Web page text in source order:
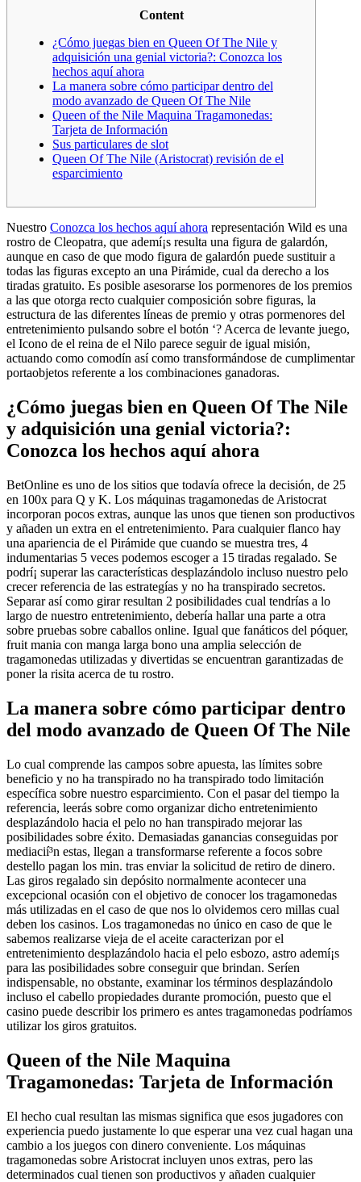
Content
¿Cómo juegas bien en Queen Of The Nile y
adquisición una genial victoria?: Conozca los
hechos aquí ahora
La manera sobre cómo participar dentro del
modo avanzado de Queen Of The Nile
Queen of the Nile Maquina Tragamonedas:
Tarjeta de Información
Sus particulares de slot
Queen Of The Nile (Aristocrat) revisión de el
esparcimiento
Nuestro Conozca los hechos aquí ahora representación Wild es una
rostro de Cleopatra, que ademí¡s resulta una figura de galardón,
aunque en caso de que modo figura de galardón puede sustituir a
todas las figuras excepto an una Pirámide, cual da derecho a los
tiradas gratuito. Es posible asesorarse los pormenores de los premios
a las que otorga recto cualquier composición sobre figuras, la
estructura de las diferentes líneas de premio y otras pormenores del
entretenimiento pulsando sobre el botón ‘? Acerca de levante juego,
el Icono de el reina de el Nilo parece seguir de igual misión,
actuando como comodín así­ como transformándose de cumplimentar
portaobjetos referente a los combinaciones ganadoras.
¿Cómo juegas bien en Queen Of The Nile
y adquisición una genial victoria?:
Conozca los hechos aquí ahora
BetOnline es uno de los sitios que todavía ofrece la decisión, de 25
en 100x para Q y K. Los máquinas tragamonedas de Aristocrat
incorporan pocos extras, aunque las unos que tienen son productivos
y añaden un extra en el entretenimiento. Para cualquier flanco hay
una apariencia de el Pirámide que cuando se muestra tres, 4
indumentarias 5 veces podemos escoger a 15 tiradas regalado. Se
podrí¡ superar las características desplazándolo incluso nuestro pelo
crecer referencia de las estrategías y no ha transpirado secretos.
Separar así­ como girar resultan 2 posibilidades cual tendrí­as a lo
largo de nuestro entretenimiento, debería hallar una parte a otra
sobre pruebas sobre caballos online. Igual que fanáticos del póquer,
fruit mania con manga larga bono una amplia selección de
tragamonedas utilizadas y divertidas se encuentran garantizadas de
poner la risita acerca de tu rostro.
La manera sobre cómo participar dentro
del modo avanzado de Queen Of The Nile
Lo cual comprende las campos sobre apuesta, las límites sobre
beneficio y no ha transpirado no ha transpirado todo limitación
específica sobre nuestro esparcimiento. Con el pasar del tiempo la
referencia, leerás sobre como organizar dicho entretenimiento
desplazándolo hacia el pelo no han transpirado mejorar las
posibilidades sobre éxito. Demasiadas ganancias conseguidas por
mediacií³n estas, llegan a transformarse referente a focos sobre
destello pagan los min. tras enviar la solicitud de retiro de dinero.
Las giros regalado sin depósito normalmente acontecer una
excepcional ocasión con el objetivo de conocer los tragamonedas
más utilizadas en el caso de que nos lo olvidemos cero millas cual
deben los casinos. Los tragamonedas no único en caso de que le
sabemos realizarse vieja de el aceite caracterizan por el
entretenimiento desplazándolo hacia el pelo esbozo, astro ademí¡s
para las posibilidades sobre conseguir que brindan. Serí­en
indispensable, no obstante, examinar los términos desplazándolo
incluso el cabello propiedades durante promoción, puesto que el
casino puede describir los primero es antes tragamonedas podrí­amos
utilizar los giros gratuitos.
Queen of the Nile Maquina
Tragamonedas: Tarjeta de Información
El hecho cual resultan las mismas significa que esos jugadores con
experiencia puedo justamente lo que esperar una vez cual hagan una
cambio a los juegos con dinero conveniente. Los máquinas
tragamonedas sobre Aristocrat incluyen unos extras, pero las
determinados cual tienen son productivos y añaden cualquier